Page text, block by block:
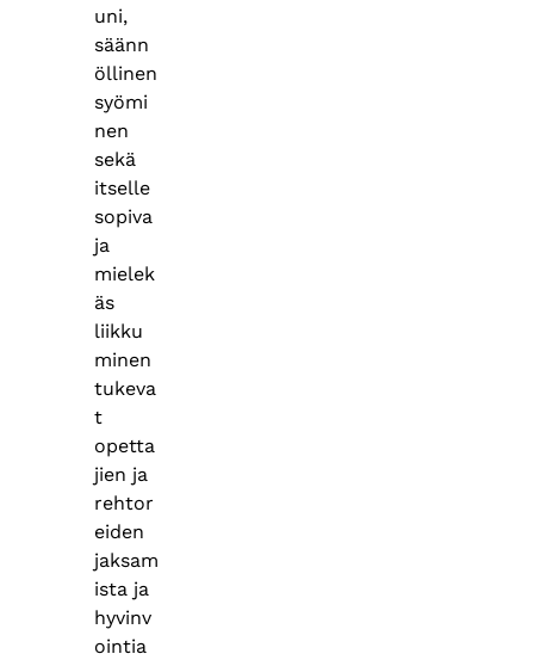
uni,
säänn
öllinen
syömi
nen
sekä
itselle
sopiva
ja
mielek
äs
liikku
minen
tukeva
t
opetta
jien ja
rehtor
eiden
jaksam
ista ja
hyvinv
ointia